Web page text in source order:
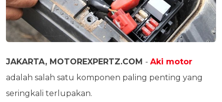
JAKARTA, MOTOREXPERTZ.COM - Aki motor
adalah salah satu komponen paling penting yang
seringkali terlupakan.